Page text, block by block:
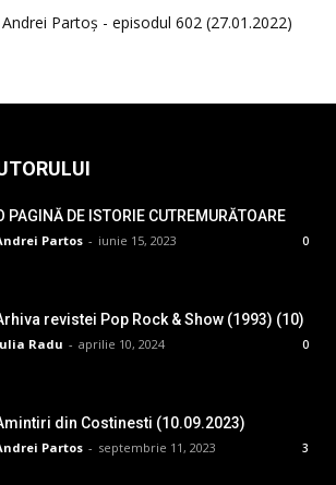
PAGINĂ DE ISTORIE CUTREMURĂTOARE
Partos - iunie 15, 2023 0
revistei Pop Rock & Show (1993) (10)
Radu - aprilie 10, 2024 0
din Costinesti (10.09.2023)
Partos - septembrie 11, 2023 3